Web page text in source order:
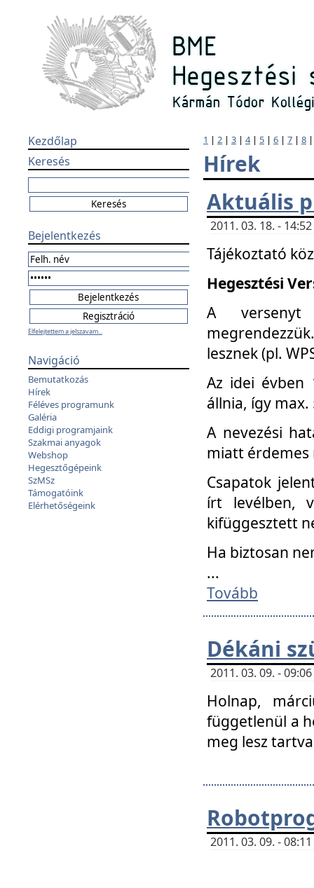
Kezdőlap
Keresés
Bejelentkezés
Elfelejtettem a jelszavam...
Navigáció
Bemutatkozás
Hírek
Féléves programunk
Galéria
Eddigi programjaink
Szakmai anyagok
Webshop
Hegesztőgépeink
SzMSz
Támogatóink
Elérhetőségeink
1 | 2 | 3 | 4| 5 | 6 | 7 | 8
Hírek
Aktuális
2011. 03. 18. -
Tájékoztató
Hegesztési
A versenyt
lesznek (pl.
Az idei évben
állnia, így
A nevezési
miatt érdemes
Csapatok
írt levélben,
kifüggesztett
Ha biztosan
...
Tovább
Dékáni
2011. 03. 09. -
Holnap,
függetlenül a
meg lesz
2011. 03. 09. -